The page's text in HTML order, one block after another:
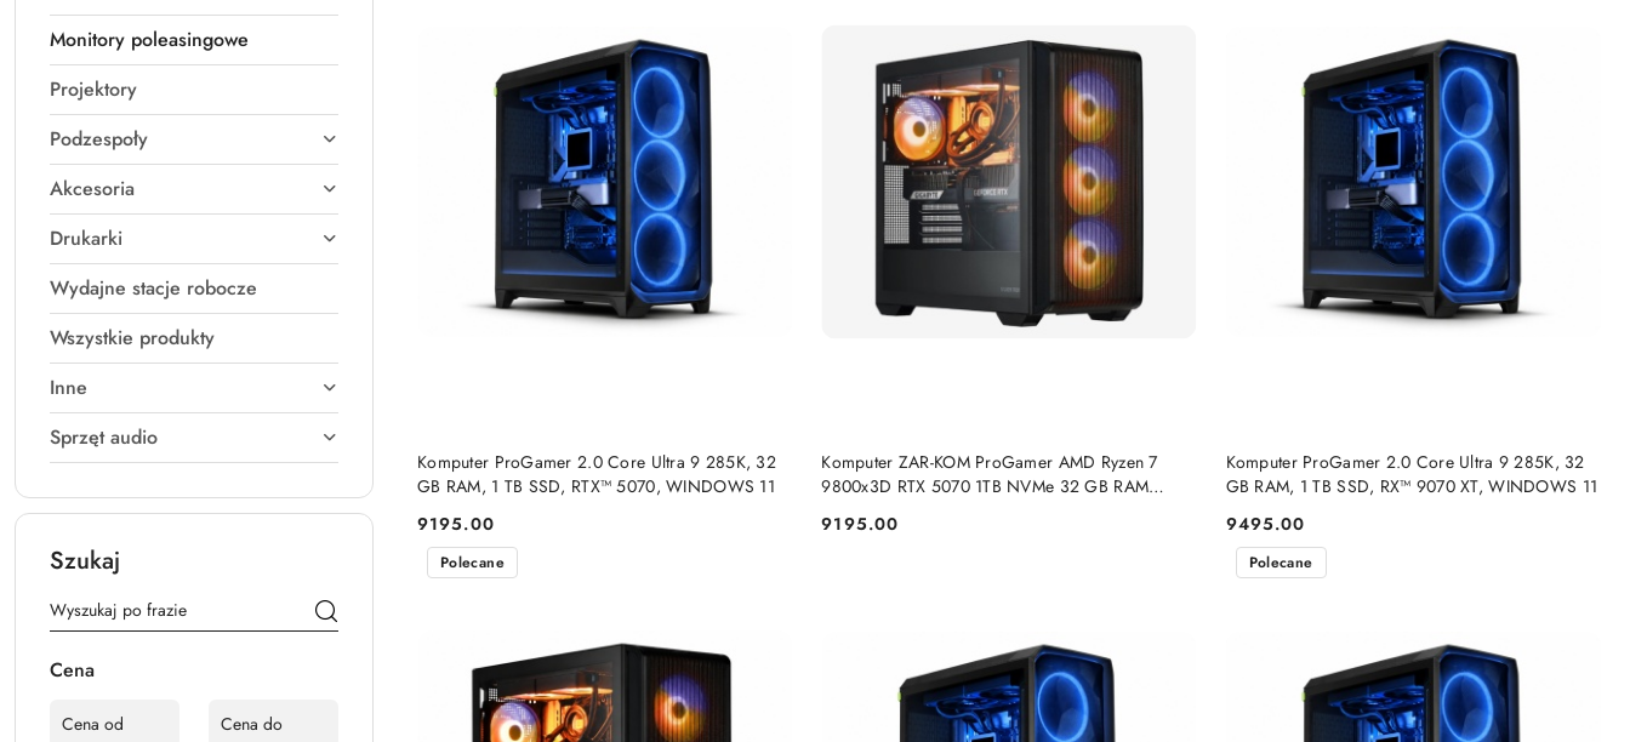
Monitory poleasingowe
Projektory
Podzespoły
Akcesoria
Drukarki
Wydajne stacje robocze
Wszystkie produkty
Inne
Sprzęt audio
Szukaj
Cena
Komputer ProGamer 2.0 Core Ultra 9 285K, 32
GB RAM, 1 TB SSD, RTX™ 5070, WINDOWS 11
Cena:
9195.00
DO KOSZYKA
Komputer ZAR-KOM ProGamer AMD Ryzen 7
9800x3D RTX 5070 1TB NVMe 32 GB RAM
Cena:
9195.00
DO KOSZYKA
Komputer ProGamer 2.0 Core Ultra 9 285K, 32
GB RAM, 1 TB SSD, RX™ 9070 XT, WINDOWS 11
Cena:
9495.00
DO KOSZYKA
Polecane Polecane